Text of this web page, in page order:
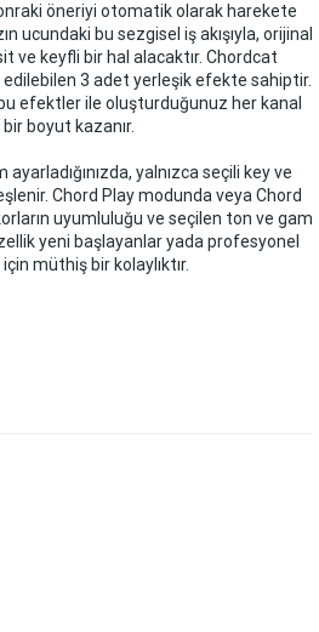
öneriyi otomatik olarak harekete
ucundaki bu sezgisel iş akışıyla, orijinal
ve keyfli bir hal alacaktır. Chordcat
3 adet yerleşik efekte sahiptir.
efektler ile oluşturduğunuz her kanal
bir boyut kazanır.
yalnızca seçili key ve
Chord Play modunda veya Chord
uyumluluğu ve seçilen ton ve gam
yeni başlayanlar yada profesyonel
müthiş bir kolaylıktır.